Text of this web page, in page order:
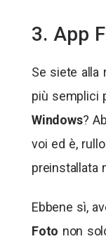
3. App
Se siete alla
più semplici
Windows?
voi ed è,
preinstallata
Ebbene sì,
Foto non